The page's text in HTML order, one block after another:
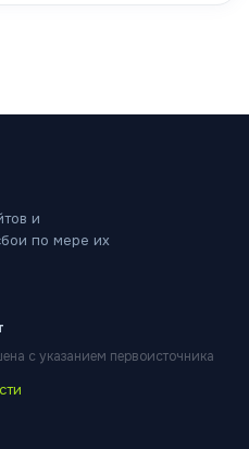
и
по мере их
с указанием первоисточника